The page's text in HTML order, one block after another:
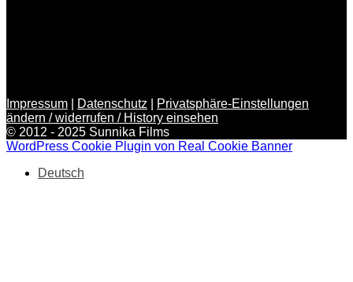
Impressum Datenschutz
Privatsphäre-Einstellungen
ändern / widerrufen / History einsehen
© 2012 - 2025 Sunnika Films
WordPress Cookie Plugin von Real Cookie Banner
Deutsch